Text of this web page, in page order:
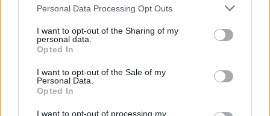
Please note that this website/app uses one or more Google
not limited to your visit or usage behaviour. You may click to
grant or deny consent to Google and its third-party tags to
use your data for below specified purposes in below Google
consent section.
Personal Data Processing Opt Outs
I want to opt-out of the Sharing of my
personal data.
Opted In
I want to opt-out of the Sale of my
Personal Data.
Opted In
I want to opt-out of processing my
“Operare il passaporto diventa estremamente complicato,
richiede incredibilmente tempo e molto costoso per le banche.
Questo è il motivo per cui non sono disposti a lavorare con
clienti in tutta Europa e anche se sono stati con loro per
“Ciò ha causato notevoli disagi a molti individui, famiglie,
imprese e altre organizzazioni, soprattutto dove ci sono